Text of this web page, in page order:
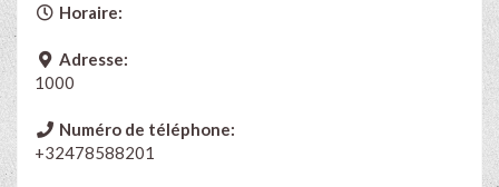
Horaire:
Adresse:
1000
Numéro de téléphone:
+32478588201